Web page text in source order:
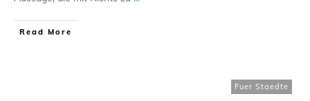
Read More
Fuer Staedte